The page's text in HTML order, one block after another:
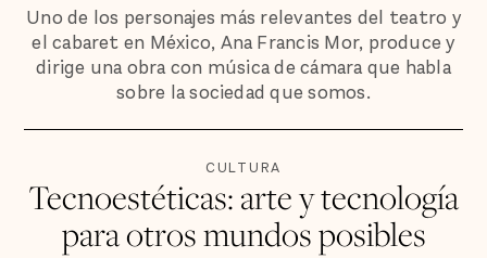
Uno de los personajes más relevantes del teatro y
el cabaret en México, Ana Francis Mor, produce y
dirige una obra con música de cámara que habla
sobre la sociedad que somos.
CULTURA
Tecnoestéticas: arte y tecnología
para otros mundos posibles